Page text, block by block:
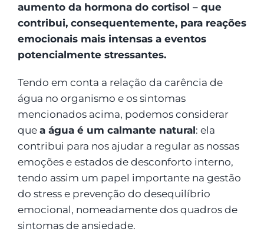
aumento da hormona do cortisol – que
contribui, consequentemente, para reações
emocionais mais intensas a eventos
potencialmente stressantes.
Tendo em conta a relação da carência de
água no organismo e os sintomas
mencionados acima, podemos considerar
que a água é um calmante natural: ela
contribui para nos ajudar a regular as nossas
emoções e estados de desconforto interno,
tendo assim um papel importante na gestão
do stress e prevenção do desequilíbrio
emocional, nomeadamente dos quadros de
sintomas de ansiedade.